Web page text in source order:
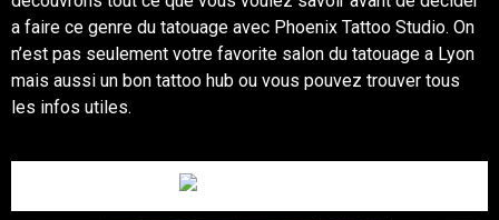
a faire ce genre du tatouage avec Phoenix Tattoo Studio. On
n’est pas seulement votre favorite salon du tatouage a Lyon
mais aussi un bon tattoo hub ou vous pouvez trouver tous
les infos utiles.